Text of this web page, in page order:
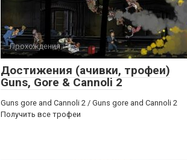
Прохождения
Достижения (ачивки, трофеи)
Guns, Gore & Cannoli 2
Guns gore and Cannoli 2 / Guns gore and Cannoli 2
Получить все трофеи